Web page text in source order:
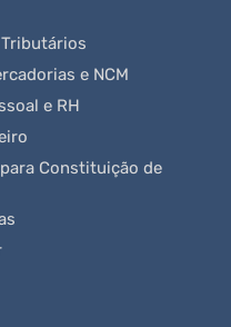
e NCM
e RH
Constituição de